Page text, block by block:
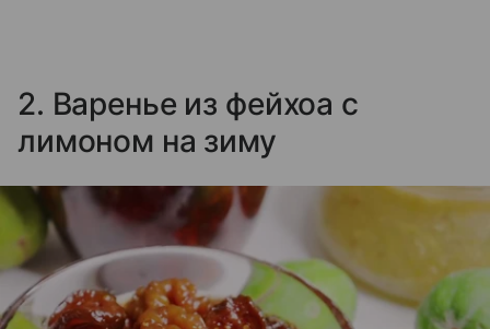
2. Варенье из фейхоа с
лимоном на зиму